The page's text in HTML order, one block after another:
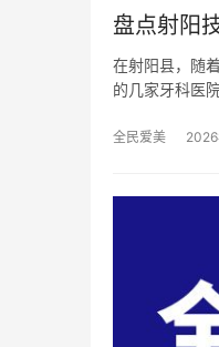
盘点射阳
在射阳县，随
的几家牙科医
全民爱美